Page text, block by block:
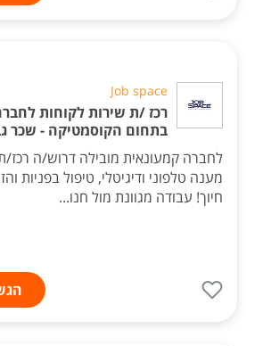
Job space
רכז /ת שירות לקוחות
בתחום הקוסמטיקה - שכר
לחברה קמעונאית מובילה דרוש/ה רכז/
מענה טלפוני ודיגיטלי, טיפול בפניות
חיוך! עבודה מגוונת מול חנו...